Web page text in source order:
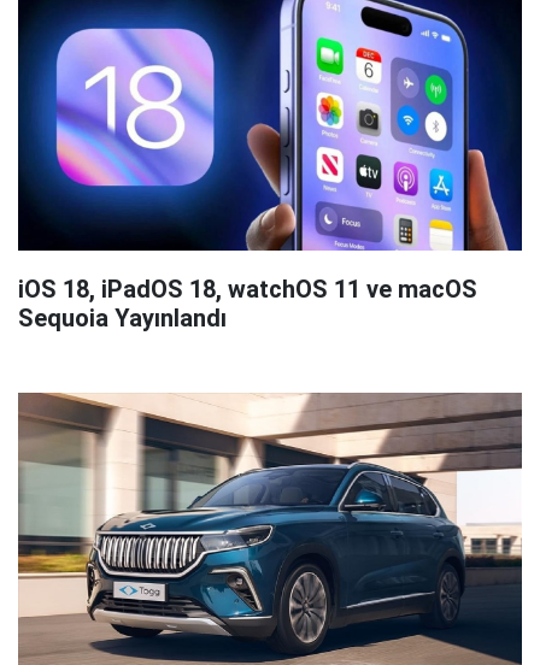
iOS 18, iPadOS 18, watchOS 11 ve macOS
Sequoia Yayınlandı